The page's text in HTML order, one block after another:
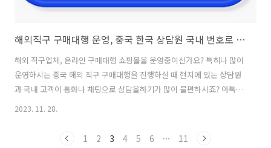
해외직구 구매대행 운영, 중국 한국 상담원 국내 번호로 고객과 전화 문자 주고받기 (CRM 고객관리, 채팅 채널 통합상담)
해외 직구업체, 온라인 구매대행 쇼핑몰을 운영중이신가요? 특히나 많이
운영하시는 중국 해외 직구 구매대행을 진행하실 때 현지에 있는 상담원
과 국내 고객이 통화나 채팅으로 상담을하기가 많이 불편하시죠? 아톡비
즈 서비스를 이용하여 현지에있는 상담원도 국내번호로 고객과 소통할
커스텀하여 기업 맞춤형으로 운영이 가능하십니다. 물론 작성 된 내용은
2023. 11. 28.
1 2 3 4 5 6 ··· 11